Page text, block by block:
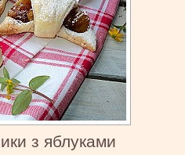
з яблуками